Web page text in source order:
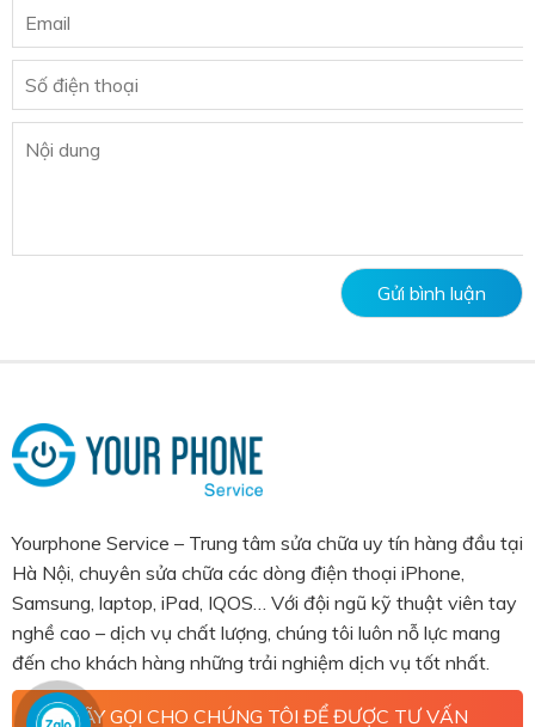
Yourphone Service – Trung tâm sửa chữa uy tín hàng đầu tại
Hà Nội, chuyên sửa chữa các dòng điện thoại iPhone,
Samsung, laptop, iPad, IQOS… Với đội ngũ kỹ thuật viên tay
nghề cao – dịch vụ chất lượng, chúng tôi luôn nỗ lực mang
đến cho khách hàng những trải nghiệm dịch vụ tốt nhất.
HÃY GỌI CHO CHÚNG TÔI ĐỂ ĐƯỢC TƯ VẤN